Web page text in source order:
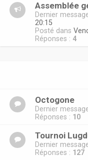
Assemblée
Dernier
20:15
Posté dans
Réponses : 4
Octogone
Dernier
Réponses : 10
Tournoi
Dernier
Réponses : 127